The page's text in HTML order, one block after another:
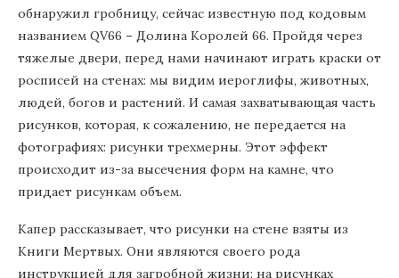
обнаружил гробницу, сейчас известную под кодовым
названием QV66 – Долина Королей 66. Пройдя через
тяжелые двери, перед нами начинают играть краски от
росписей на стенах: мы видим иероглифы, животных,
людей, богов и растений. И самая захватывающая часть
рисунков, которая, к сожалению, не передается на
фотографиях: рисунки трехмерны. Этот эффект
происходит из-за высечения форм на камне, что
придает рисункам объем.
Капер рассказывает, что рисунки на стене взяты из
Книги Мертвых. Они являются своего рода
инструкцией для загробной жизни: на рисунках